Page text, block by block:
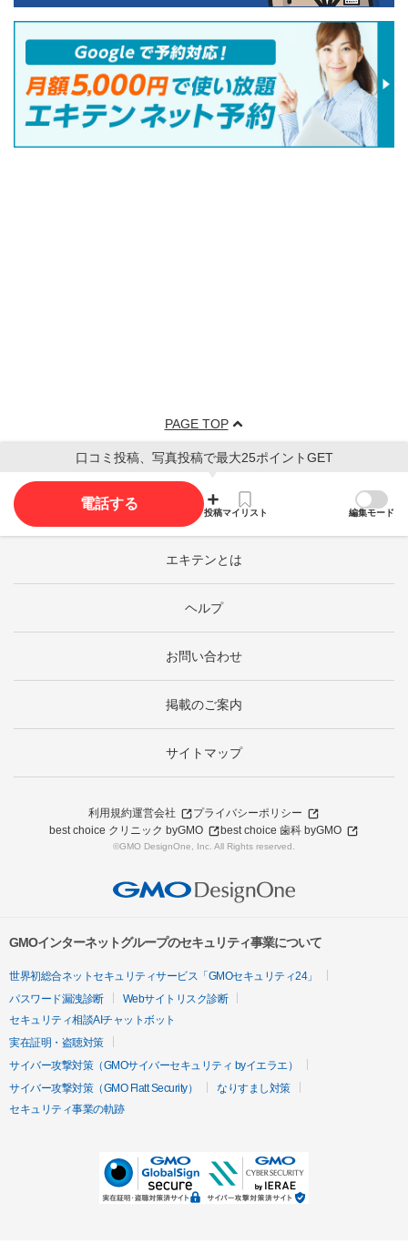
PAGE TOP
口コミ投稿、写真投稿で最大25ポイントGET
電話する
投稿マイリスト 編集モード
エキテンとは
ヘルプ
お問い合わせ
掲載のご案内
サイトマップ
利用規約運営会社
プライバシーポリシー
best choice クリニック byGMO
best choice 歯科 byGMO
©GMO DesignOne, Inc. All Rights reserved.
GMOインターネットグループのセキュリティ事業について
世界初総合ネットセキュリティサービス「GMOセキュリティ24」
パスワード漏洩診断
Webサイトリスク診断
セキュリティ相談AIチャットボット
実在証明・盗聴対策
サイバー攻撃対策（GMOサイバーセキュリティ byイエラエ）
サイバー攻撃対策（GMO Flatt Security）
なりすまし対策
セキュリティ事業の軌跡